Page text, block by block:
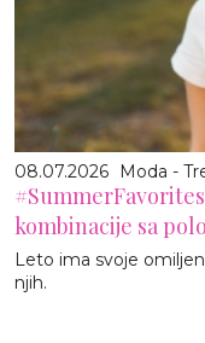
08.07.2026 Moda -
kombinacije sa
Leto ima svoje
njih.